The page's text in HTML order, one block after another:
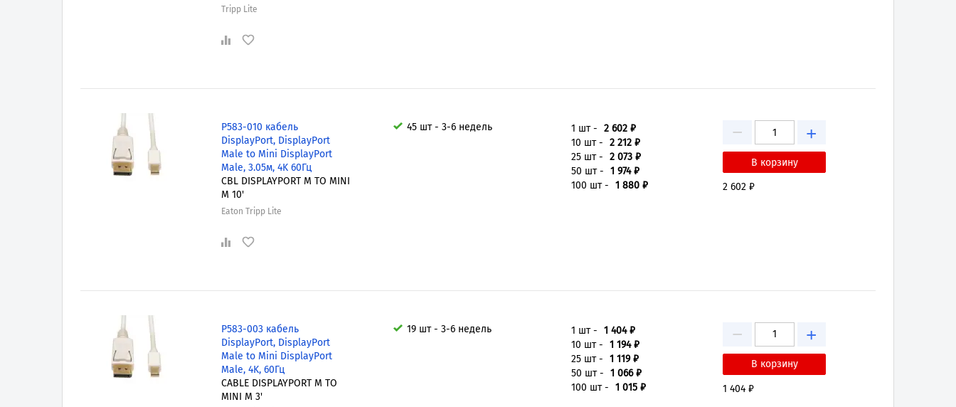
Tripp Lite
P583-010 кабель
DisplayPort, DisplayPort
Male to Mini DisplayPort
Male, 3.05м, 4K 60Гц
CBL DISPLAYPORT M TO MINI
M 10'
Eaton Tripp Lite
45 шт - 3-6 недель 1 шт - 2 602 ₽
10 шт - 2 212 ₽
25 шт - 2 073 ₽
50 шт - 1 974 ₽
100 шт - 1 880 ₽
− +
2 602 ₽
P583-003 кабель
DisplayPort, DisplayPort
Male to Mini DisplayPort
Male, 4K, 60Гц
CABLE DISPLAYPORT M TO
MINI M 3'
19 шт - 3-6 недель 1 шт - 1 404 ₽
10 шт - 1 194 ₽
25 шт - 1 119 ₽
50 шт - 1 066 ₽
100 шт - 1 015 ₽
− +
1 404 ₽